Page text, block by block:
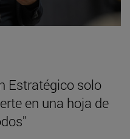
Estratégico solo
en una hoja de